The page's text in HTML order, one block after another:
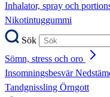
Inhalator, spray och
Nikotintuggummi
Sök
Sömn, stress och oro
Insomningsbesvär
Tandgnissling Örngott